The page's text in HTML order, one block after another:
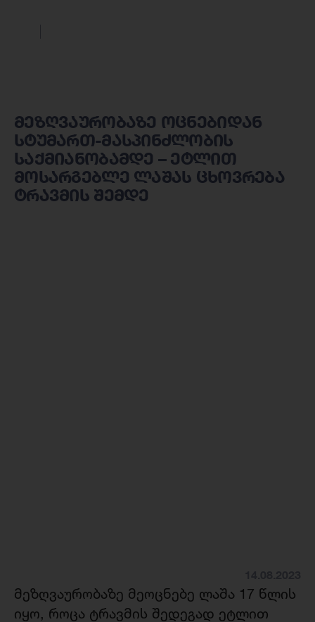
მეზღვაურობაზე ოცნებიდან
სტუმართ-მასპინძლობის
საქმიანობამდე – ეტლით
მოსარგებლე ლაშას ცხოვრება
ტრავმის შემდე
მეზღვაურობაზე მეოცნებე ლაშა 17 წლის
იყო, როცა ტრავმის შედეგად ეტლით